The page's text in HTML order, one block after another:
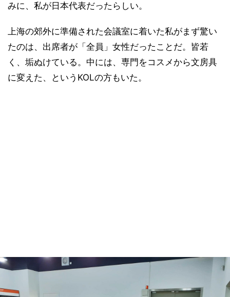
みに、私が日本代表だったらしい。
上海の郊外に準備された会議室に着いた私がまず驚い
たのは、出席者が「全員」女性だったことだ。皆若
く、垢ぬけている。中には、専門をコスメから文房具
に変えた、というKOLの方もいた。